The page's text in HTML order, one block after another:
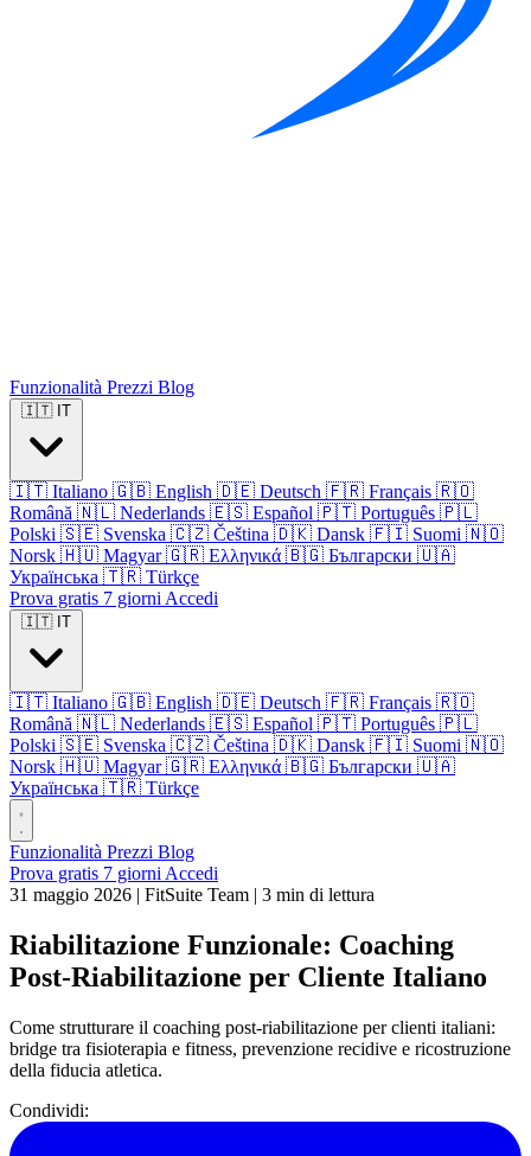
Funzionalità Prezzi Blog
🇮🇹 IT
🇮🇹 Italiano 🇬🇧 English 🇩🇪 Deutsch 🇫🇷 Français 🇷🇴
Română 🇳🇱 Nederlands 🇪🇸 Español 🇵🇹 Português 🇵🇱
Polski 🇸🇪 Svenska 🇨🇿 Čeština 🇩🇰 Dansk 🇫🇮 Suomi 🇳🇴
Norsk 🇭🇺 Magyar 🇬🇷 Ελληνικά 🇧🇬 Български 🇺🇦
Українська 🇹🇷 Türkçe
Prova gratis 7 giorni Accedi
🇮🇹 IT
🇮🇹 Italiano 🇬🇧 English 🇩🇪 Deutsch 🇫🇷 Français 🇷🇴
Română 🇳🇱 Nederlands 🇪🇸 Español 🇵🇹 Português 🇵🇱
Polski 🇸🇪 Svenska 🇨🇿 Čeština 🇩🇰 Dansk 🇫🇮 Suomi 🇳🇴
Norsk 🇭🇺 Magyar 🇬🇷 Ελληνικά 🇧🇬 Български 🇺🇦
Українська 🇹🇷 Türkçe
Funzionalità Prezzi Blog
Prova gratis 7 giorni Accedi
31 maggio 2026 | FitSuite Team | 3 min di lettura
Riabilitazione Funzionale: Coaching
Post-Riabilitazione per Cliente Italiano
Come strutturare il coaching post-riabilitazione per clienti italiani:
bridge tra fisioterapia e fitness, prevenzione recidive e ricostruzione
della fiducia atletica.
Condividi: